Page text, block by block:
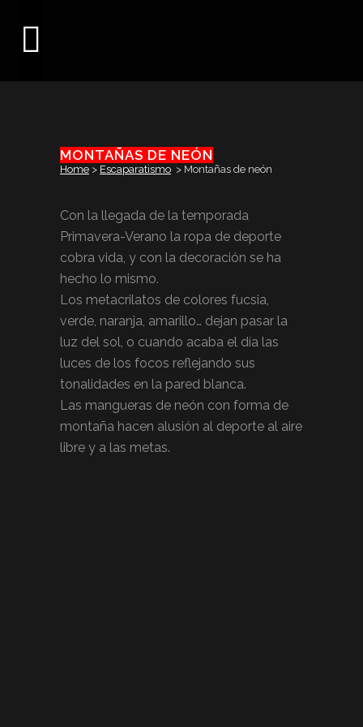
MONTAÑAS DE NEÓN
Home > Escaparatismo > Montañas de neón
Con la llegada de la temporada
Primavera-Verano la ropa de deporte
cobra vida, y con la decoración se ha
hecho lo mismo.
Los metacrilatos de colores fucsia,
verde, naranja, amarillo… dejan pasar la
luz del sol, o cuando acaba el día las
luces de los focos reflejando sus
tonalidades en la pared blanca.
Las mangueras de neón con forma de
montaña hacen alusión al deporte al aire
libre y a las metas.